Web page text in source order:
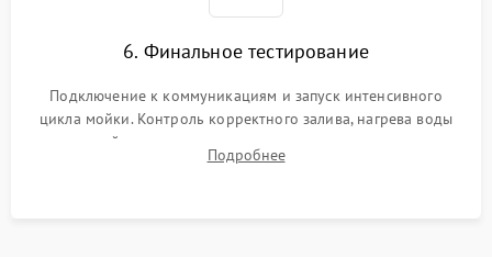
6. Финальное тестирование
Подключение к коммуникациям и запуск интенсивного
цикла мойки. Контроль корректного залива, нагрева воды
до нужной температуры, отсутствия посторонних шумов,
штатного слива и абсолютной сухости в поддоне.
Подробнее